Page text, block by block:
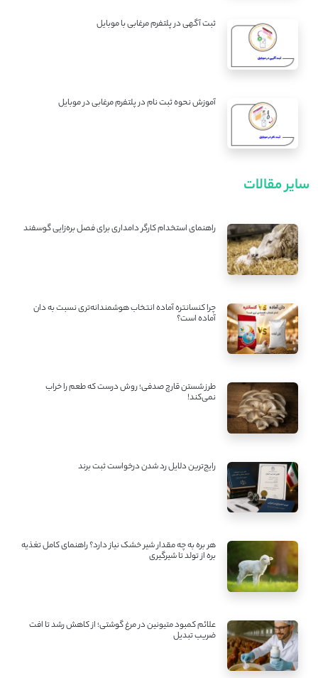
ثبت آگهی در پلتفرم مرغابی با موبایل
آموزش نحوه ثبت نام در پلتفرم مرغابی در موبایل
سایر مقالات
راهنمای استخدام کارگر دامداری برای فصل بره‌زایی گوسفند
چرا کنسانتره آماده انتخاب هوشمندانه‌تری نسبت به دان
آماده است؟
طرز شستن قارچ صدفی؛ روش درست که طعم را خراب
نمی‌کند!
رایج‌ترین دلایل رد شدن درخواست ثبت برند
هر بره به چه مقدار شیر خشک نیاز دارد؟ راهنمای کامل تغذیه
بره از تولد تا شیرگیری
علائم کمبود متیونین در مرغ گوشتی؛ از کاهش رشد تا افت
ضریب تبدیل